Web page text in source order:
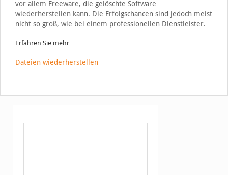
vor allem Freeware, die gelöschte Software
wiederherstellen kann. Die Erfolgschancen sind jedoch meist
nicht so groß, wie bei einem professionellen Dienstleister.
Erfahren Sie mehr
Dateien wiederherstellen